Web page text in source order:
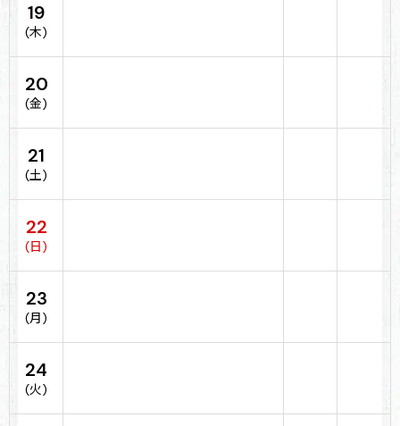
19
(木)
20
(金)
21
(土)
22
(日)
23
(月)
24
(火)